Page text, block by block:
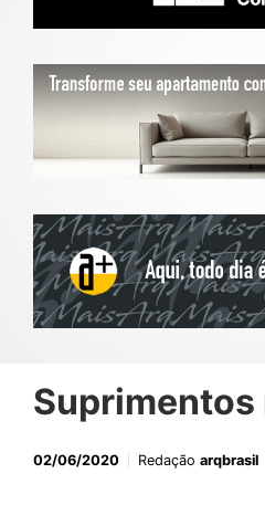
02/06/2020 Redação arqbrasil